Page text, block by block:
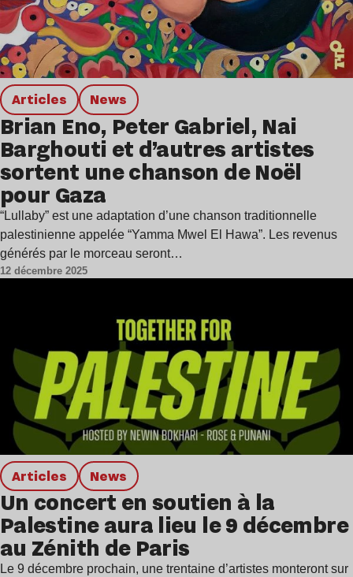
Articles news
Brian Eno, Peter Gabriel, Nai
Barghouti et d’autres artistes
sortent une chanson de Noël
pour Gaza
“Lullaby” est une adaptation d’une chanson traditionnelle
palestinienne appelée “Yamma Mwel El Hawa”. Les revenus
générés par le morceau seront…
12 décembre 2025
Articles news
Un concert en soutien à la
Palestine aura lieu le 9 décembre
au Zénith de Paris
Le 9 décembre prochain, une trentaine d’artistes monteront sur